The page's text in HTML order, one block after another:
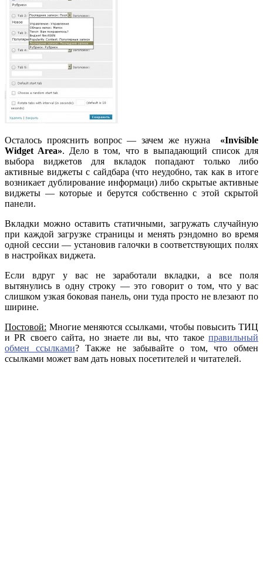
Осталось прояснить вопрос — зачем же нужна «Invisible
Widget Area». Дело в том, что в выпадающий список для
выбора виджетов для вкладок попадают только либо
активные виджеты с сайдбара (что неудобно, так как в итоге
возникает дублирование информаци) либо скрытые активные
виджеты — которые и берутся собственно с этой скрытой
панели.
Вкладки можно оставить статичными, загружать случайную
при каждой загрузке страницы и менять рэндомно во время
одной сессии — установив галочки в соответствующих полях
в настройках виджета.
Если вдруг у вас не заработали вкладки, а все поля
вытянулись в одну строку — это говорит о том, что у вас
слишком узкая боковая панель, они туда просто не влезают по
ширине.
Постовой: Многие меняются ссылками, чтобы повысить ТИЦ
и PR своего сайта, но знаете ли вы, что такое правильный
обмен ссылками? Также не забывайте о том, что обмен
ссылками может вам дать новых посетителей и читателей.